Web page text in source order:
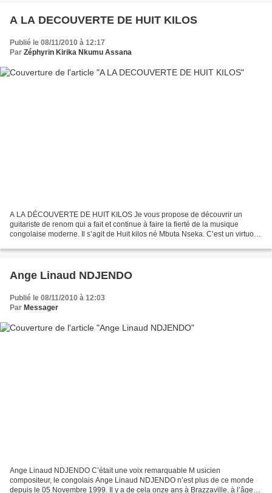
A LA DECOUVERTE DE HUIT KILOS
Publié le 08/11/2010 à 12:17
Par Zéphyrin Kirika Nkumu Assana
A LA DÉCOUVERTE DE HUIT KILOS Je vous propose de découvrir un
guitariste de renom qui a fait et continue à faire la fierté de la musique
congolaise moderne. Il s’agit de Huit kilos né Mbuta Nseka. C’est un virtuose
Ange Linaud NDJENDO
Publié le 08/11/2010 à 12:03
Par Messager
Ange Linaud NDJENDO C’était une voix remarquable M usicien
compositeur, le congolais Ange Linaud NDJENDO n’est plus de ce monde
depuis le 05 Novembre 1999. Il y a de cela onze ans à Brazzaville, à l’âge